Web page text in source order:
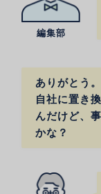
編集部
ありがとう。
自社に置き
んだけど、
かな？